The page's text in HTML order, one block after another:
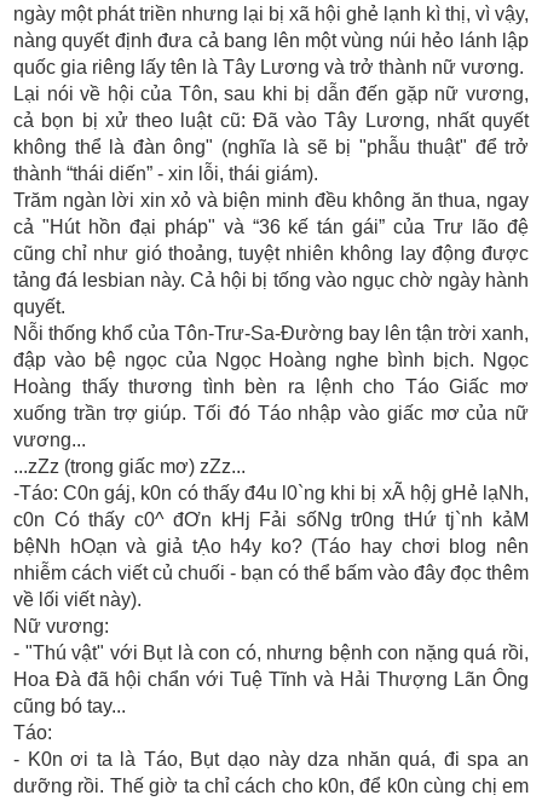
ngày một phát triền nhưng lại bị xã hội ghẻ lạnh kì thị, vì vậy,
nàng quyết định đưa cả bang lên một vùng núi hẻo lánh lập
quốc gia riêng lấy tên là Tây Lương và trở thành nữ vương.
Lại nói về hội của Tôn, sau khi bị dẫn đến gặp nữ vương,
cả bọn bị xử theo luật cũ: Đã vào Tây Lương, nhất quyết
không thể là đàn ông" (nghĩa là sẽ bị "phẫu thuật" để trở
thành “thái diến” - xin lỗi, thái giám).
Trăm ngàn lời xin xỏ và biện minh đều không ăn thua, ngay
cả "Hút hồn đại pháp" và “36 kế tán gái” của Trư lão đệ
cũng chỉ như gió thoảng, tuyệt nhiên không lay động được
tảng đá lesbian này. Cả hội bị tống vào ngục chờ ngày hành
quyết.
Nỗi thống khổ của Tôn-Trư-Sa-Đường bay lên tận trời xanh,
đập vào bệ ngọc của Ngọc Hoàng nghe bình bịch. Ngọc
Hoàng thấy thương tình bèn ra lệnh cho Táo Giấc mơ
xuống trần trợ giúp. Tối đó Táo nhập vào giấc mơ của nữ
vương...
...zZz (trong giấc mơ) zZz...
-Táo: C0n gáj, k0n có thấy đ4u l0`ng khi bị xÃ hộj gHẻ lạNh,
c0n Có thấy c0^ đƠn kHj Fải sốNg tr0ng tHứ tj`nh kảM
bệNh hOạn và giả tẠo h4y ko? (Táo hay chơi blog nên
nhiễm cách viết củ chuối - bạn có thể bấm vào đây đọc thêm
về lối viết này).
Nữ vương:
- "Thú vật" với Bụt là con có, nhưng bệnh con nặng quá rồi,
Hoa Đà đã hội chẩn với Tuệ Tĩnh và Hải Thượng Lãn Ông
cũng bó tay...
Táo:
- K0n ơi ta là Táo, Bụt dạo này dza nhăn quá, đi spa an
dưỡng rồi. Thế giờ ta chỉ cách cho k0n, để k0n cùng chị em